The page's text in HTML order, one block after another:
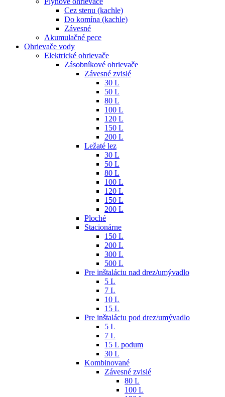
Cez stenu (kachle)
Do komína (kachle)
Závesné
Akumulačné pece
Ohrievače vody
Elektrické ohrievače
Zásobníkové ohrievače
Závesné zvislé
30 L
50 L
80 L
100 L
120 L
150 L
200 L
Ležaté lez
30 L
50 L
80 L
100 L
120 L
150 L
200 L
Ploché
Stacionárne
150 L
200 L
300 L
500 L
Pre inštaláciu nad drez/umývadlo
5 L
7 L
10 L
15 L
Pre inštaláciu pod drez/umývadlo
5 L
7 L
15 L podum
30 L
Kombinované
Závesné zvislé
80 L
100 L